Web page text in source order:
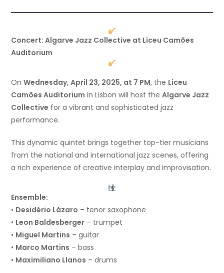
Concert: Algarve Jazz Collective at Liceu Camões
Auditorium
On Wednesday, April 23, 2025, at 7 PM, the Liceu
Camões Auditorium in Lisbon will host the Algarve Jazz
Collective for a vibrant and sophisticated jazz
performance.
This dynamic quintet brings together top-tier musicians
from the national and international jazz scenes, offering
a rich experience of creative interplay and improvisation.
Ensemble:
• Desidério Lázaro – tenor saxophone
• Leon Baldesberger – trumpet
• Miguel Martins – guitar
• Marco Martins – bass
• Maximiliano Llanos – drums